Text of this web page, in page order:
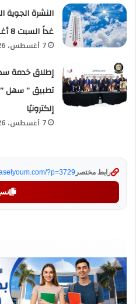
النشرة
غداً السبت 8 أغسطس 2026
7 أغسطس، 2026
إطلاق خدمة
تطبيق ” سهل ”
إلكترونيًا
7 أغسطس، 2026
رابط مختصر ?p=3729